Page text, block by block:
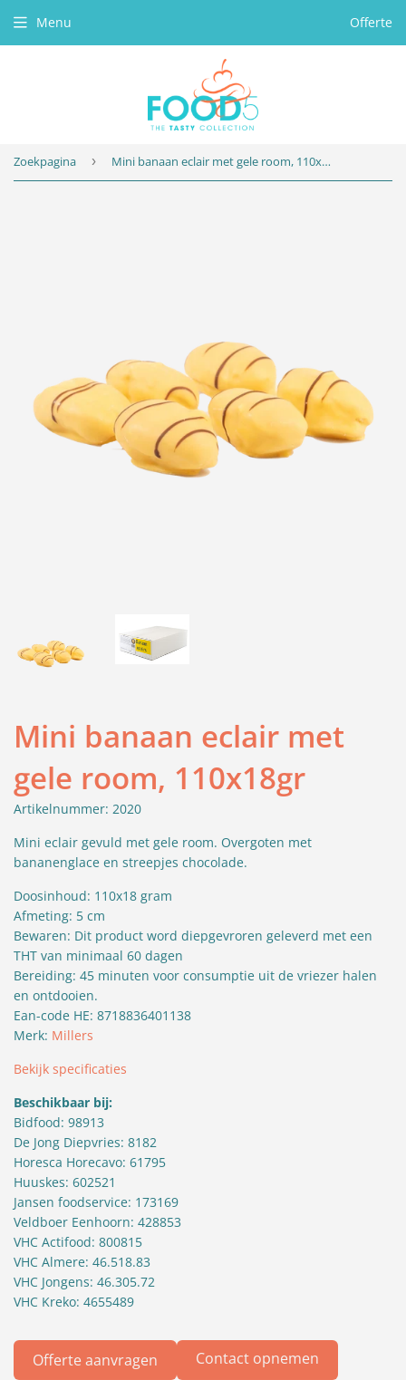
Menu Offerte
Zoekpagina › Mini banaan eclair met gele room, 110x18gr
Mini banaan eclair met
gele room, 110x18gr
Artikelnummer: 2020
Mini eclair gevuld met gele room. Overgoten met
bananenglace en streepjes chocolade.
Doosinhoud: 110x18 gram
Afmeting: 5 cm
Bewaren: Dit product word diepgevroren geleverd met een
THT van minimaal 60 dagen
Bereiding: 45 minuten voor consumptie uit de vriezer halen
en ontdooien.
Ean-code HE: 8718836401138
Merk: Millers
Bekijk specificaties
Beschikbaar bij:
Bidfood: 98913
De Jong Diepvries: 8182
Horesca Horecavo: 61795
Huuskes: 602521
Jansen foodservice: 173169
Veldboer Eenhoorn: 428853
VHC Actifood: 800815
VHC Almere: 46.518.83
VHC Jongens: 46.305.72
VHC Kreko: 4655489
Offerte aanvragen Contact opnemen